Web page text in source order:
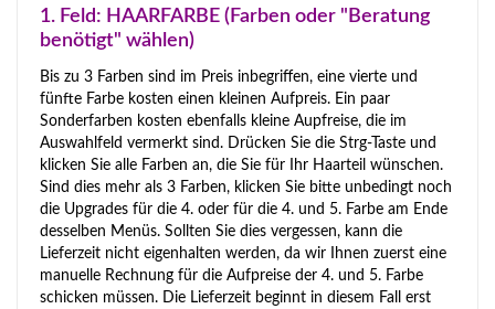
1. Feld: HAARFARBE (Farben oder "Beratung
benötigt" wählen)
Bis zu 3 Farben sind im Preis inbegriffen, eine vierte und
fünfte Farbe kosten einen kleinen Aufpreis. Ein paar
Sonderfarben kosten ebenfalls kleine Aupfreise, die im
Auswahlfeld vermerkt sind. Drücken Sie die Strg-Taste und
klicken Sie alle Farben an, die Sie für Ihr Haarteil wünschen.
Sind dies mehr als 3 Farben, klicken Sie bitte unbedingt noch
die Upgrades für die 4. oder für die 4. und 5. Farbe am Ende
desselben Menüs. Sollten Sie dies vergessen, kann die
Lieferzeit nicht eigenhalten werden, da wir Ihnen zuerst eine
manuelle Rechnung für die Aufpreise der 4. und 5. Farbe
schicken müssen. Die Lieferzeit beginnt in diesem Fall erst